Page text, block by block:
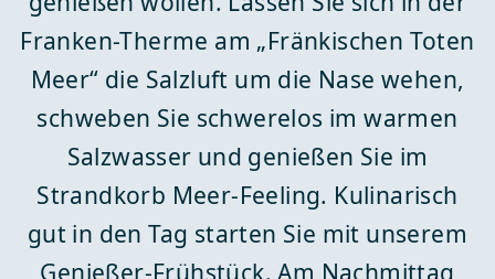
Franken-Therme am „Fränkischen Toten
Meer“ die Salzluft um die Nase wehen,
schweben Sie schwerelos im warmen
Salzwasser und genießen Sie im
Strandkorb Meer-Feeling. Kulinarisch
gut in den Tag starten Sie mit unserem
Genießer-Frühstück. Am Nachmittag